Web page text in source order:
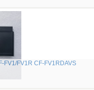
FV1/FV1R CF-FV1RDAVS